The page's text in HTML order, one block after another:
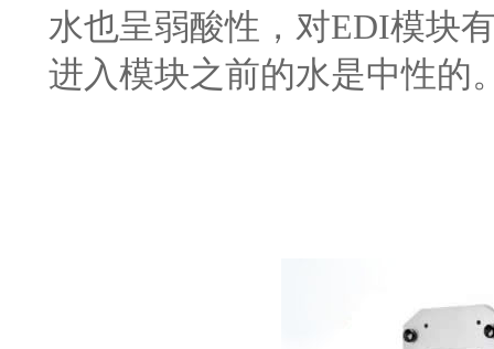
水也呈弱酸性，对EDI模块
进入模块之前的水是中性的